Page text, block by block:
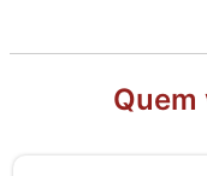
Quem